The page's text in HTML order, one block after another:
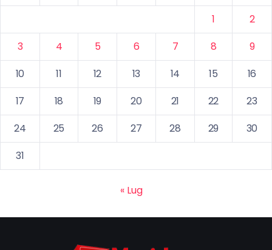
1
2
3
4 5 6 7 8
9
10
11 12 13 14 15
16
17
18 19 20 21 22
23
24
25 26 27 28 29
30
31
« Lug